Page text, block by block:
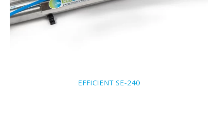
EFFICIENT SE-240